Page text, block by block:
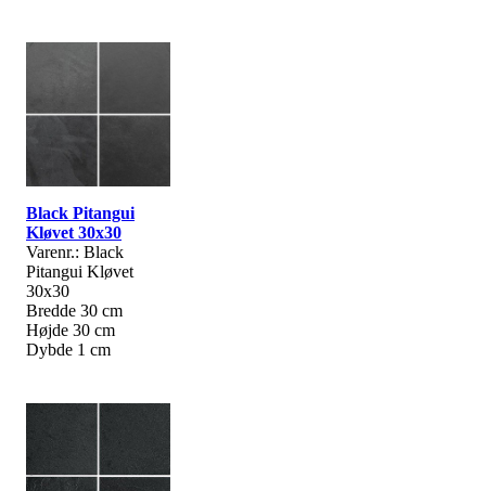
Black Pitangui
Kløvet 30x30
Varenr.: Black
Pitangui Kløvet
30x30
Bredde 30 cm
Højde 30 cm
Dybde 1 cm